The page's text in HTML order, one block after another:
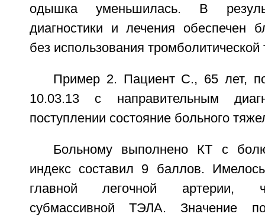
одышка уменьшилась. В
диагностики и лечения обеспечен
без использования тромболитической
Пример 2. Пациент С., 65 лет,
10.03.13 с направительным
поступлении состояние больного
Больному выполнено КТ с
индекс составил 9 баллов.
главной легочной артерии,
субмассивной ТЭЛА. Значение